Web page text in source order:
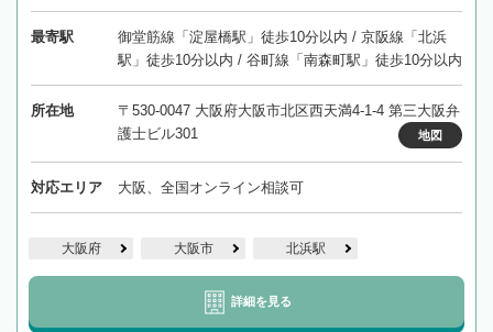
最寄駅
御堂筋線「淀屋橋駅」徒歩10分以内 / 京阪線「北浜
駅」徒歩10分以内 / 谷町線「南森町駅」徒歩10分以内
所在地
〒530-0047 大阪府大阪市北区西天満4-1-4 第三大阪弁
護士ビル301
地図
対応エリア 大阪、全国オンライン相談可
大阪府 大阪市 北浜駅
詳細を見る